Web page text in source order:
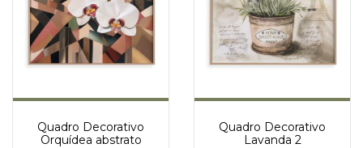
Quadro Decorativo
Orquídea abstrato
Quadro Decorativo
Lavanda 2